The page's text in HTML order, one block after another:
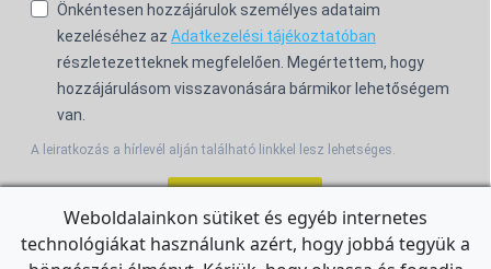
Önkéntesen hozzájárulok személyes adataim
kezeléséhez az Adatkezelési tájékoztatóban
részletezetteknek megfelelően. Megértettem, hogy
hozzájárulásom visszavonására bármikor lehetőségem
van.
A leiratkozás a hírlevél alján található linkkel lesz lehetséges.
For the English Newsletter, clickHERE.
Weboldalainkon sütiket és egyéb internetes
technológiákat használunk azért, hogy jobbá tegyük a